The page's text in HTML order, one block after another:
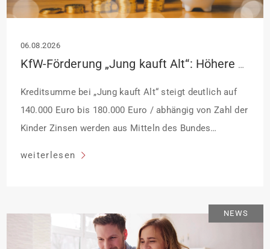
06.08.2026
KfW-Förderung „Jung kauft Alt“: Höhere Kredite ab August 2026
Kreditsumme bei „Jung kauft Alt“ steigt deutlich auf
140.000 Euro bis 180.000 Euro / abhängig von Zahl der
Kinder Zinsen werden aus Mitteln des Bundes
Sanierung in Einzelmaßnahmen […]
weiterlesen
NEWS